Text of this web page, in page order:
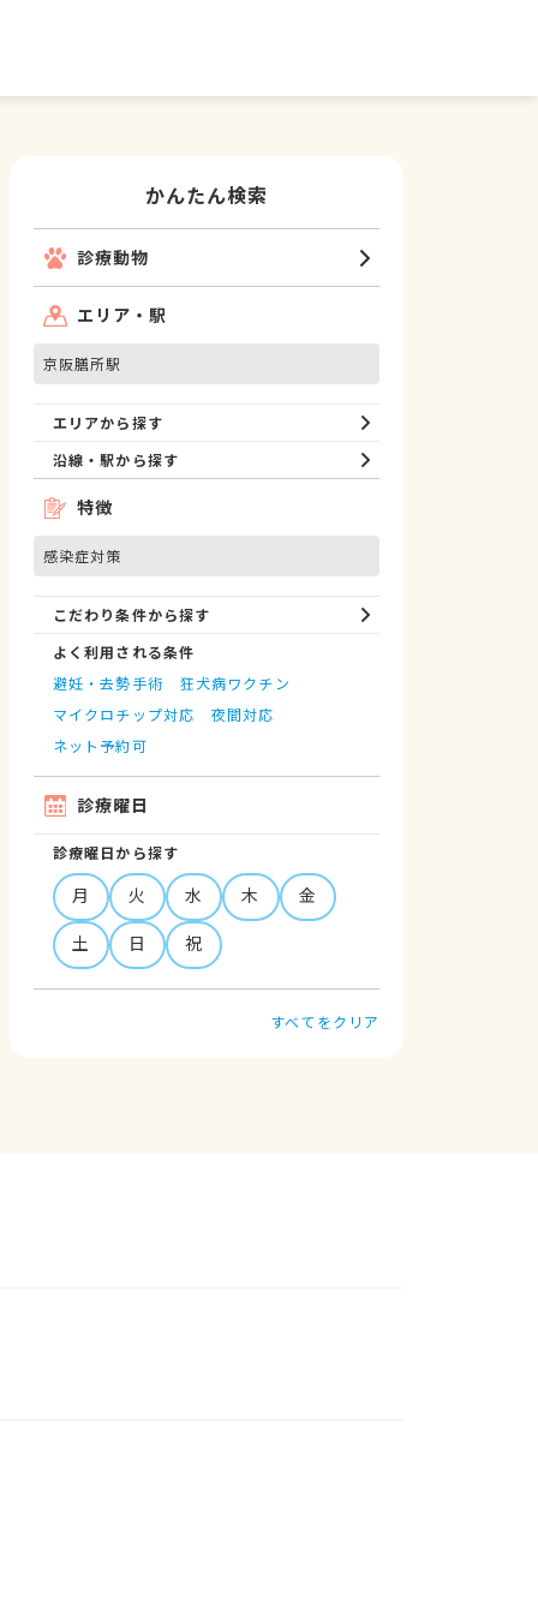
かんたん検索
診療動物
エリア・駅
京阪膳所駅
エリアから探す
沿線・駅から探す
特徴
感染症対策
こだわり条件から探す
よく利用される条件
避妊・去勢手術
狂犬病ワクチン
マイクロチップ対応
夜間対応
ネット予約可
診療曜日
診療曜日から探す
月 火 水 木
金
土
日 祝
すべてをクリア